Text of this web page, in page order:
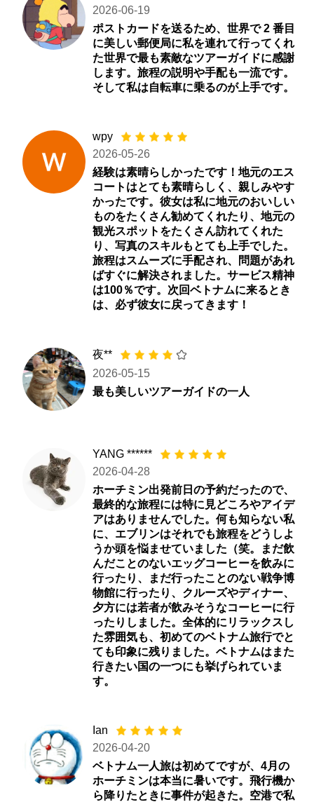
2026-06-19
ポストカードを送るため、世界で 2 番目
に美しい郵便局に私を連れて行ってくれ
た世界で最も素敵なツアーガイドに感謝
します。旅程の説明や手配も一流です。
そして私は自転車に乗るのが上手です。
wpy
2026-05-26
経験は素晴らしかったです！地元のエス
コートはとても素晴らしく、親しみやす
かったです。彼女は私に地元のおいしい
ものをたくさん勧めてくれたり、地元の
観光スポットをたくさん訪れてくれた
り、写真のスキルもとても上手でした。
旅程はスムーズに手配され、問題があれ
ばすぐに解決されました。サービス精神
は100％です。次回ベトナムに来るとき
は、必ず彼女に戻ってきます！
夜**
2026-05-15
最も美しいツアーガイドの一人
YANG ******
2026-04-28
ホーチミン出発前日の予約だったので、
最終的な旅程には特に見どころやアイデ
アはありませんでした。何も知らない私
に、エブリンはそれでも旅程をどうしよ
うか頭を悩ませていました（笑。まだ飲
んだことのないエッグコーヒーを飲みに
行ったり、まだ行ったことのない戦争博
物館に行ったり、クルーズやディナー、
夕方には若者が飲みそうなコーヒーに行
ったりしました。全体的にリラックスし
た雰囲気も、初めてのベトナム旅行でと
ても印象に残りました。ベトナムはまた
行きたい国の一つにも挙げられていま
す。
Ian
2026-04-20
ベトナム一人旅は初めてですが、4月の
ホーチミンは本当に暑いです。飛行機か
ら降りたときに事件が起きた。空港で私